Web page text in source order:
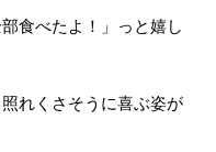
食べたよ！」っと嬉し
れくさそうに喜ぶ姿が